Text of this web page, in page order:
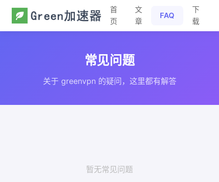
首
页
文
章
FAQ
下
载
常见问题
关于 greenvpn 的疑问，这里都有解答
暂无常见问题